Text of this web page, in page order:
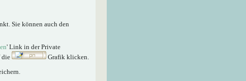
Sie können auch den
' Link in der Private
die
Grafik klicken.